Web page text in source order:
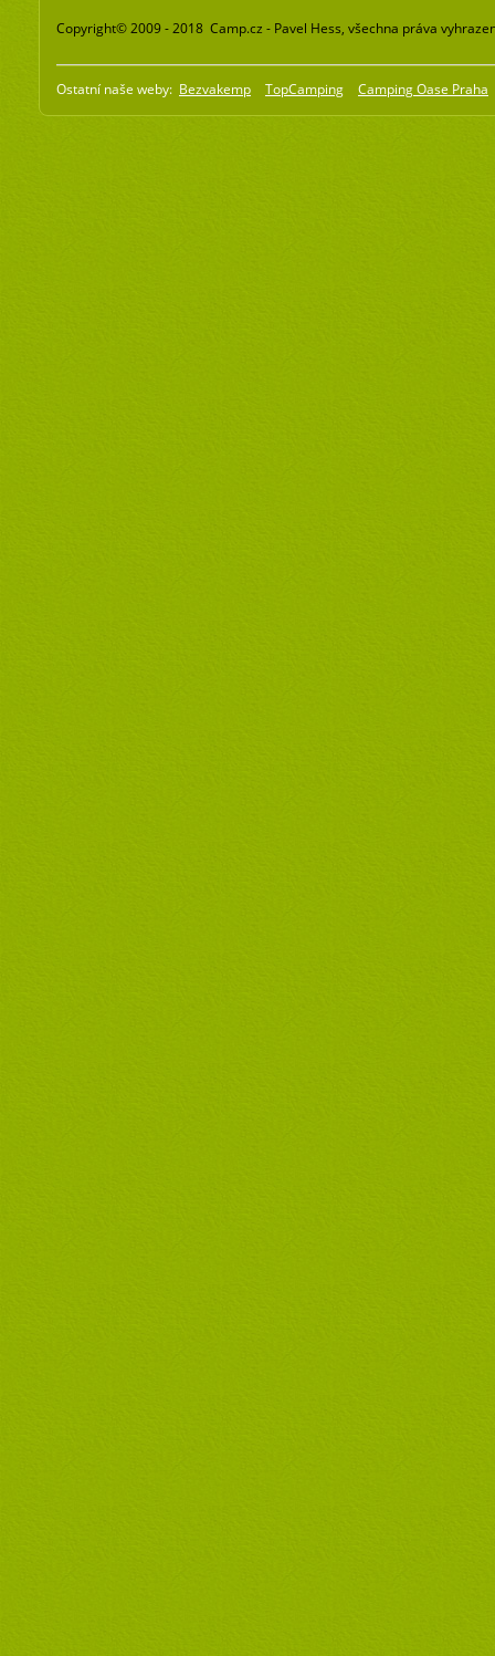
Copyright© 2009 - 2018 Camp.cz - Pavel Hess, všechna práva
Ostatní naše weby: Bezvakemp TopCamping Camping Oase Praha